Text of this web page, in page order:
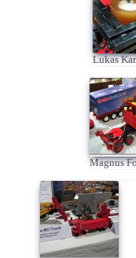
Lukas
Magnus